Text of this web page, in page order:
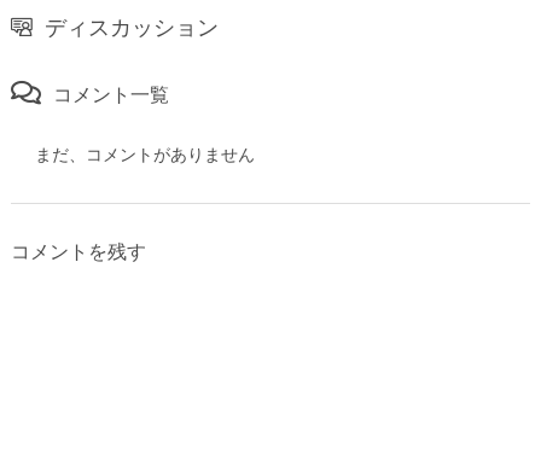
ディスカッション
コメント一覧
まだ、コメントがありません
コメントを残す